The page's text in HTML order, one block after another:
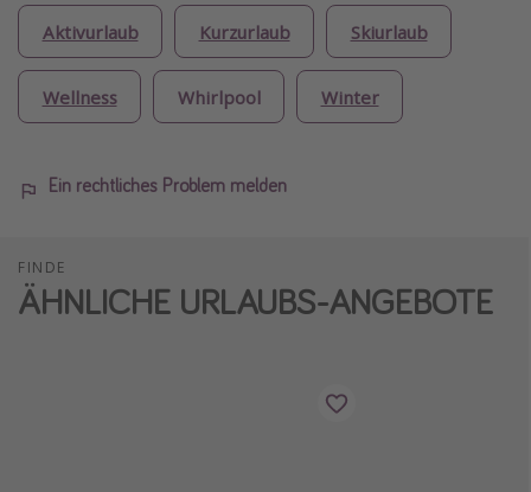
Aktivurlaub Kurzurlaub Skiurlaub
Wellness Whirlpool Winter
Ein rechtliches Problem melden
FINDE
ÄHNLICHE URLAUBS-ANGEBOTE